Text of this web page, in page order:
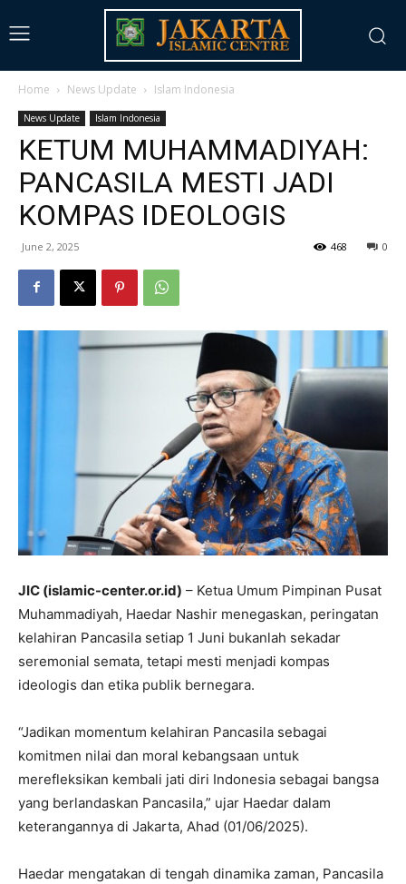
Home News Update Islam Indonesia
News Update Islam Indonesia
KETUM MUHAMMADIYAH:
PANCASILA MESTI JADI
KOMPAS IDEOLOGIS
June 2, 2025 0
468
JIC (islamic-center.or.id) – Ketua Umum Pimpinan Pusat
Muhammadiyah, Haedar Nashir menegaskan, peringatan
kelahiran Pancasila setiap 1 Juni bukanlah sekadar
seremonial semata, tetapi mesti menjadi kompas
ideologis dan etika publik bernegara.
“Jadikan momentum kelahiran Pancasila sebagai
komitmen nilai dan moral kebangsaan untuk
merefleksikan kembali jati diri Indonesia sebagai bangsa
yang berlandaskan Pancasila,” ujar Haedar dalam
keterangannya di Jakarta, Ahad (01/06/2025).
Haedar mengatakan di tengah dinamika zaman, Pancasila